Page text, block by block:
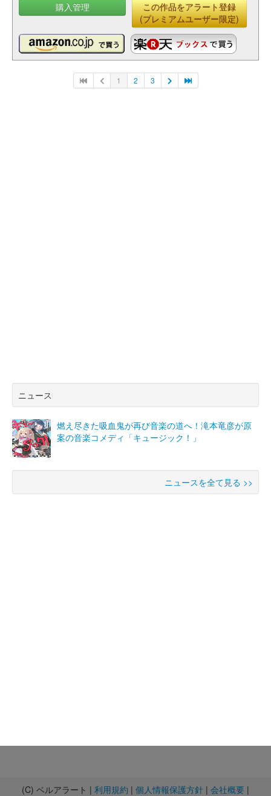
購入管理
この作品をアラート登録
(プレミアムユーザー限定)
1 2 3
ニュース
燃え尽きた吸血鬼が再び音楽の道へ！滝本竜彦が原
案の音楽コメディ「キュージック！」
ニュースを全て見る >>
(C) ベルアラート | 利用規約 | 個人情報保護方針 | 会社概要 |